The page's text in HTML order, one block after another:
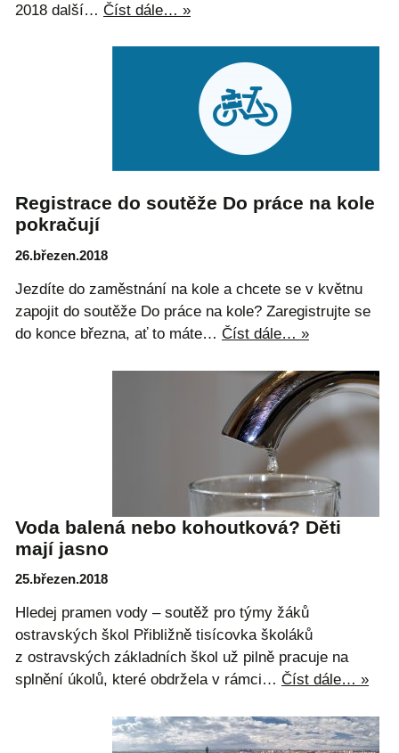
2018 další… Číst dále… »
Registrace do soutěže Do práce na kole
pokračují
26.březen.2018
Jezdíte do zaměstnání na kole a chcete se v květnu
zapojit do soutěže Do práce na kole? Zaregistrujte se
do konce března, ať to máte… Číst dále… »
Voda balená nebo kohoutková? Děti
mají jasno
25.březen.2018
Hledej pramen vody – soutěž pro týmy žáků
ostravských škol Přibližně tisícovka školáků
z ostravských základních škol už pilně pracuje na
splnění úkolů, které obdržela v rámci… Číst dále… »